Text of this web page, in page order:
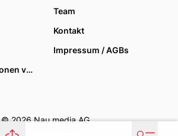
Team
Kontakt
Impressum / AGBs
Datenschutzoptionen verwalten
© 2026 Nau media AG